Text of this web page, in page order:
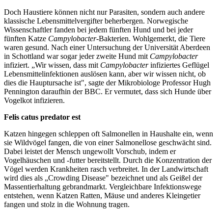
Doch Haustiere können nicht nur Parasiten, sondern auch andere
klassische Lebensmittelvergifter beherbergen. Norwegische
Wissenschaftler fanden bei jedem fünften Hund und bei jeder
fünften Katze Campylobacter-Bakterien. Wohlgemerkt, die Tiere
waren gesund. Nach einer Untersuchung der Universität Aberdeen
in Schottland war sogar jeder zweite Hund mit Campylobacter
infiziert. „Wir wissen, dass mit Campylobacterinfiziertes Geflügel
Lebensmittelinfektionen auslösen kann, aber wir wissen nicht, ob
dies die Hauptursache ist", sagte der Mikrobiologe Professor Hugh
Pennington daraufhin der BBC. Er vermutet, dass sich Hunde über
Vogelkot infizieren.
Felis catus predator est
Katzen hingegen schleppen oft Salmonellen in Haushalte ein, wenn
sie Wildvögel fangen, die von einer Salmonellose geschwächt sind.
Dabei leistet der Mensch ungewollt Vorschub, indem er
Vogelhäuschen und -futter bereitstellt. Durch die Konzentration der
Vögel werden Krankheiten rasch verbreitet. In der Landwirtschaft
wird dies als „Crowding Disease" bezeichnet und als Geißel der
Massentierhaltung gebrandmarkt. Vergleichbare Infektionswege
entstehen, wenn Katzen Ratten, Mäuse und anderes Kleingetier
fangen und stolz in die Wohnung tragen.